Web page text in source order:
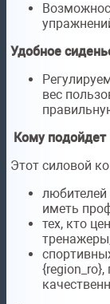
Удобное
вес
Кому
Этот силовой
иметь
тех, кто